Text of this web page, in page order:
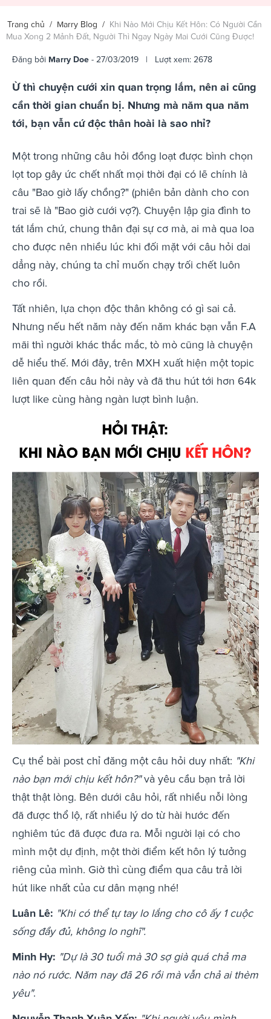
Trang chủ / Marry Blog / Khi Nào Mới Chịu Kết Hôn: Có Người Cần
Mua Xong 2 Mảnh Đất, Người Thì Ngay Ngày Mai Cưới Cũng Được!
Đăng bởi Marry Doe - 27/03/2019 | Lượt xem: 2678
Ừ thì chuyện cưới xin quan trọng lắm, nên ai cũng
cần thời gian chuẩn bị. Nhưng mà năm qua năm
tới, bạn vẫn cứ độc thân hoài là sao nhỉ?
Một trong những câu hỏi đồng loạt được bình chọn
lọt top gây ức chết nhất mọi thời đại có lẽ chính là
câu "Bao giờ lấy chồng?" (phiên bản dành cho con
trai sẽ là "Bao giờ cưới vợ?). Chuyện lập gia đình to
tát lắm chứ, chung thân đại sự cơ mà, ai mà qua loa
cho được nên nhiều lúc khi đối mặt với câu hỏi dai
dẳng này, chúng ta chỉ muốn chạy trối chết luôn
cho rồi.
Tất nhiên, lựa chọn độc thân không có gì sai cả.
Nhưng nếu hết năm này đến năm khác bạn vẫn F.A
mãi thì người khác thắc mắc, tò mò cũng là chuyện
dễ hiểu thế. Mới đây, trên MXH xuất hiện một topic
liên quan đến câu hỏi này và đã thu hút tới hơn 64k
lượt like cùng hàng ngàn lượt bình luận.
Cụ thể bài post chỉ đăng một câu hỏi duy nhất: "Khi
nào bạn mới chịu kết hôn?"và yêu cầu bạn trả lời
thật thật lòng. Bên dưới câu hỏi, rất nhiều nỗi lòng
đã được thổ lộ, rất nhiều lý do từ hài hước đến
nghiêm túc đã được đưa ra. Mỗi người lại có cho
mình một dự định, một thời điểm kết hôn lý tưởng
riêng của mình. Giờ thì cùng điểm qua câu trả lời
hút like nhất của cư dân mạng nhé!
Luân Lê: "Khi có thể tự tay lo lắng cho cô ấy 1 cuộc
sống đầy đủ, không lo nghĩ".
Minh Hy: "Dự là 30 tuổi mà 30 sợ già quá chả ma
nào nó rước. Năm nay đã 26 rồi mà vẫn chả ai thèm
yêu".